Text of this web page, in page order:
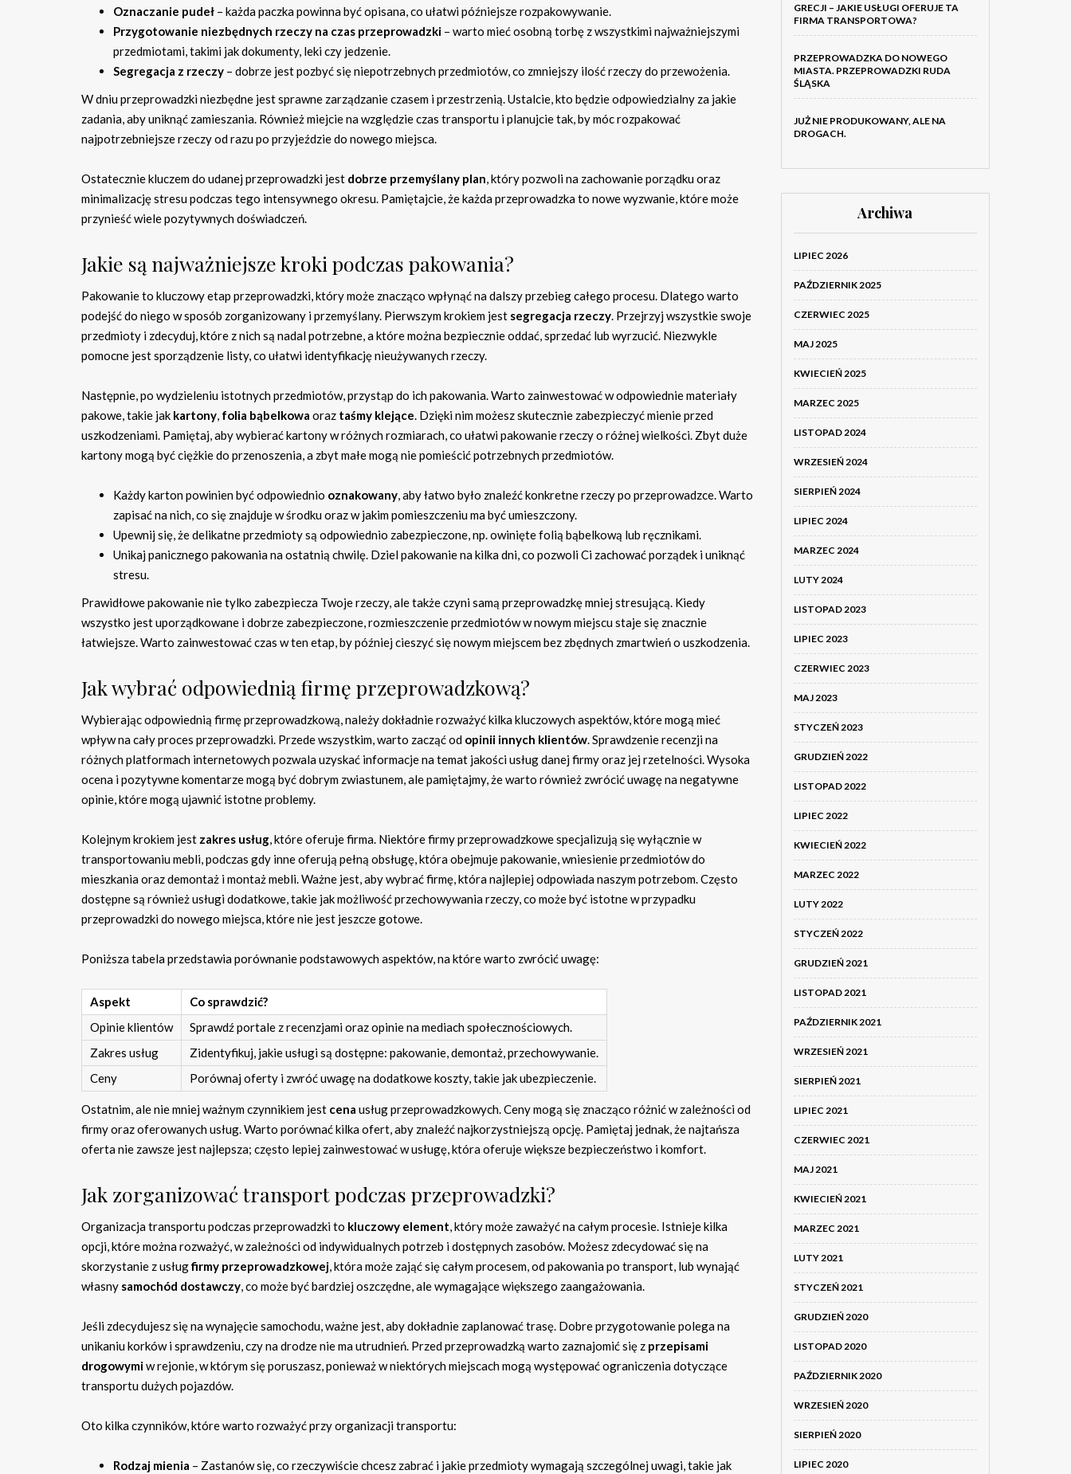
Oznaczanie pudeł – każda paczka powinna być opisana, co ułatwi późniejsze rozpakowywanie.
Przygotowanie niezbędnych rzeczy na czas przeprowadzki – warto mieć osobną torbę z wszystkimi najważniejszymi
przedmiotami, takimi jak dokumenty, leki czy jedzenie.
Segregacja z rzeczy – dobrze jest pozbyć się niepotrzebnych przedmiotów, co zmniejszy ilość rzeczy do przewożenia.
W dniu przeprowadzki niezbędne jest sprawne zarządzanie czasem i przestrzenią. Ustalcie, kto będzie odpowiedzialny za jakie
zadania, aby uniknąć zamieszania. Również miejcie na względzie czas transportu i planujcie tak, by móc rozpakować
najpotrzebniejsze rzeczy od razu po przyjeździe do nowego miejsca.
Ostatecznie kluczem do udanej przeprowadzki jest dobrze przemyślany plan, który pozwoli na zachowanie porządku oraz
minimalizację stresu podczas tego intensywnego okresu. Pamiętajcie, że każda przeprowadzka to nowe wyzwanie, które może
przynieść wiele pozytywnych doświadczeń.
Jakie są najważniejsze kroki podczas pakowania?
Pakowanie to kluczowy etap przeprowadzki, który może znacząco wpłynąć na dalszy przebieg całego procesu. Dlatego warto
podejść do niego w sposób zorganizowany i przemyślany. Pierwszym krokiem jest segregacja rzeczy. Przejrzyj wszystkie swoje
przedmioty i zdecyduj, które z nich są nadal potrzebne, a które można bezpiecznie oddać, sprzedać lub wyrzucić. Niezwykle
pomocne jest sporządzenie listy, co ułatwi identyfikację nieużywanych rzeczy.
Następnie, po wydzieleniu istotnych przedmiotów, przystąp do ich pakowania. Warto zainwestować w odpowiednie materiały
pakowe, takie jak kartony, folia bąbelkowa oraz taśmy klejące. Dzięki nim możesz skutecznie zabezpieczyć mienie przed
uszkodzeniami. Pamiętaj, aby wybierać kartony w różnych rozmiarach, co ułatwi pakowanie rzeczy o różnej wielkości. Zbyt duże
kartony mogą być ciężkie do przenoszenia, a zbyt małe mogą nie pomieścić potrzebnych przedmiotów.
Każdy karton powinien być odpowiednio oznakowany, aby łatwo było znaleźć konkretne rzeczy po przeprowadzce. Warto
zapisać na nich, co się znajduje w środku oraz w jakim pomieszczeniu ma być umieszczony.
Upewnij się, że delikatne przedmioty są odpowiednio zabezpieczone, np. owinięte folią bąbelkową lub ręcznikami.
Unikaj panicznego pakowania na ostatnią chwilę. Dziel pakowanie na kilka dni, co pozwoli Ci zachować porządek i uniknąć
stresu.
Prawidłowe pakowanie nie tylko zabezpiecza Twoje rzeczy, ale także czyni samą przeprowadzkę mniej stresującą. Kiedy
wszystko jest uporządkowane i dobrze zabezpieczone, rozmieszczenie przedmiotów w nowym miejscu staje się znacznie
łatwiejsze. Warto zainwestować czas w ten etap, by później cieszyć się nowym miejscem bez zbędnych zmartwień o uszkodzenia.
Jak wybrać odpowiednią firmę przeprowadzkową?
Wybierając odpowiednią firmę przeprowadzkową, należy dokładnie rozważyć kilka kluczowych aspektów, które mogą mieć
wpływ na cały proces przeprowadzki. Przede wszystkim, warto zacząć od opinii innych klientów. Sprawdzenie recenzji na
różnych platformach internetowych pozwala uzyskać informacje na temat jakości usług danej firmy oraz jej rzetelności. Wysoka
ocena i pozytywne komentarze mogą być dobrym zwiastunem, ale pamiętajmy, że warto również zwrócić uwagę na negatywne
opinie, które mogą ujawnić istotne problemy.
Kolejnym krokiem jest zakres usług, które oferuje firma. Niektóre firmy przeprowadzkowe specjalizują się wyłącznie w
transportowaniu mebli, podczas gdy inne oferują pełną obsługę, która obejmuje pakowanie, wniesienie przedmiotów do
mieszkania oraz demontaż i montaż mebli. Ważne jest, aby wybrać firmę, która najlepiej odpowiada naszym potrzebom. Często
dostępne są również usługi dodatkowe, takie jak możliwość przechowywania rzeczy, co może być istotne w przypadku
przeprowadzki do nowego miejsca, które nie jest jeszcze gotowe.
Poniższa tabela przedstawia porównanie podstawowych aspektów, na które warto zwrócić uwagę:
Aspekt
Co sprawdzić?
Opinie klientów
Sprawdź portale z recenzjami oraz opinie na mediach społecznościowych.
Zakres usług
Zidentyfikuj, jakie usługi są dostępne: pakowanie, demontaż, przechowywanie.
Ceny
Porównaj oferty i zwróć uwagę na dodatkowe koszty, takie jak ubezpieczenie.
Ostatnim, ale nie mniej ważnym czynnikiem jest cena usług przeprowadzkowych. Ceny mogą się znacząco różnić w zależności od
firmy oraz oferowanych usług. Warto porównać kilka ofert, aby znaleźć najkorzystniejszą opcję. Pamiętaj jednak, że najtańsza
oferta nie zawsze jest najlepsza; często lepiej zainwestować w usługę, która oferuje większe bezpieczeństwo i komfort.
Jak zorganizować transport podczas przeprowadzki?
Organizacja transportu podczas przeprowadzki to kluczowy element, który może zaważyć na całym procesie. Istnieje kilka
opcji, które można rozważyć, w zależności od indywidualnych potrzeb i dostępnych zasobów. Możesz zdecydować się na
skorzystanie z usługfirmy przeprowadzkowej, która może zająć się całym procesem, od pakowania po transport, lub wynająć
własny samochód dostawczy, co może być bardziej oszczędne, ale wymagające większego zaangażowania.
Jeśli zdecydujesz się na wynajęcie samochodu, ważne jest, aby dokładnie zaplanować trasę. Dobre przygotowanie polega na
unikaniu korków i sprawdzeniu, czy na drodze nie ma utrudnień. Przed przeprowadzką warto zaznajomić się z przepisami
drogowymiw rejonie, w którym się poruszasz, ponieważ w niektórych miejscach mogą występować ograniczenia dotyczące
transportu dużych pojazdów.
Oto kilka czynników, które warto rozważyć przy organizacji transportu:
Rodzaj mienia – Zastanów się, co rzeczywiście chcesz zabrać i jakie przedmioty wymagają szczególnej uwagi, takie jak
GRECJI – JAKIE USŁUGI OFERUJE TA
FIRMA TRANSPORTOWA?
PRZEPROWADZKA DO NOWEGO
MIASTA. PRZEPROWADZKI RUDA
ŚLĄSKA
JUŻ NIE PRODUKOWANY, ALE NA
DROGACH.
Archiwa
LIPIEC 2026
PAŹDZIERNIK 2025
CZERWIEC 2025
MAJ 2025
KWIECIEŃ 2025
MARZEC 2025
LISTOPAD 2024
WRZESIEŃ 2024
SIERPIEŃ 2024
LIPIEC 2024
MARZEC 2024
LUTY 2024
LISTOPAD 2023
LIPIEC 2023
CZERWIEC 2023
MAJ 2023
STYCZEŃ 2023
GRUDZIEŃ 2022
LISTOPAD 2022
LIPIEC 2022
KWIECIEŃ 2022
MARZEC 2022
LUTY 2022
STYCZEŃ 2022
GRUDZIEŃ 2021
LISTOPAD 2021
PAŹDZIERNIK 2021
WRZESIEŃ 2021
SIERPIEŃ 2021
LIPIEC 2021
CZERWIEC 2021
MAJ 2021
KWIECIEŃ 2021
MARZEC 2021
LUTY 2021
STYCZEŃ 2021
GRUDZIEŃ 2020
LISTOPAD 2020
PAŹDZIERNIK 2020
WRZESIEŃ 2020
SIERPIEŃ 2020
LIPIEC 2020